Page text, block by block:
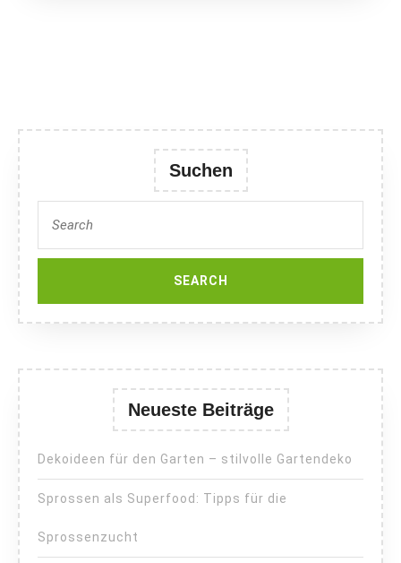
Suchen
for:
Neueste Beiträge
Dekoideen für den Garten – stilvolle Gartendeko
Sprossen als Superfood: Tipps für die
Sprossenzucht